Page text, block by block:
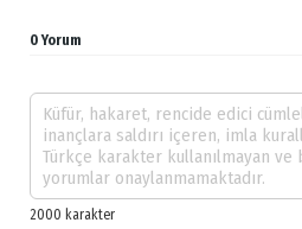
0 Yorum